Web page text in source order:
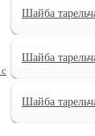
Шайба
Шайба
Шайба